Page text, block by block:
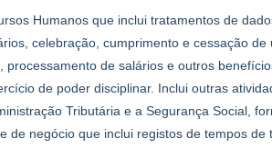
Humanos que inclui tratamentos de
celebração, cumprimento e cessação
processamento de salários e outros
de poder disciplinar. Inclui outras
Tributária e a Segurança Social,
de negócio que inclui registos de tempos